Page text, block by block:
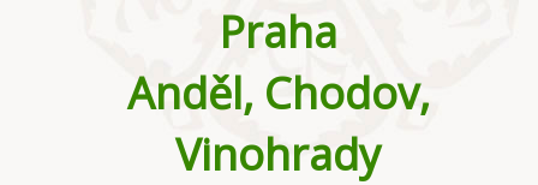
Praha
Anděl, Chodov,
Vinohrady